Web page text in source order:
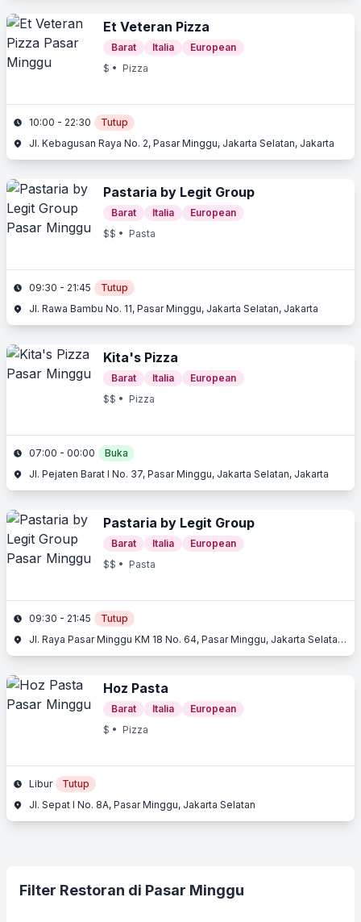
Et Veteran Pizza
Barat Italia
European
$ • Pizza
10:00 - 22:30
Tutup
Jl. Kebagusan Raya No. 2, Pasar Minggu, Jakarta Selatan, Jakarta
Pastaria by Legit Group
Barat Italia
European
$$ • Pasta
09:30 - 21:45
Tutup
Jl. Rawa Bambu No. 11, Pasar Minggu, Jakarta Selatan, Jakarta
Kita's Pizza
Barat Italia
European
$$ • Pizza
07:00 - 00:00
Buka
Jl. Pejaten Barat I No. 37, Pasar Minggu, Jakarta Selatan, Jakarta
Pastaria by Legit Group
Barat Italia
European
$$ • Pasta
09:30 - 21:45
Tutup
Jl. Raya Pasar Minggu KM 18 No. 64, Pasar Minggu, Jakarta Selatan, Jakarta
Hoz Pasta
Barat Italia
European
$ • Pizza
Libur
Tutup
Jl. Sepat I No. 8A, Pasar Minggu, Jakarta Selatan
Filter Restoran di Pasar Minggu